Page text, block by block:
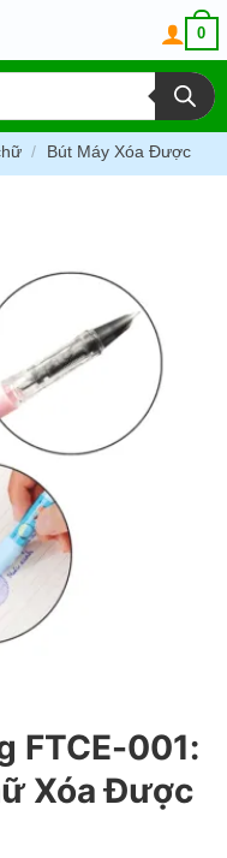
0
/ Bút Máy Xóa Được
FTCE-001:
Xóa Được